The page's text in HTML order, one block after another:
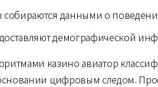
данными о
демографической
казино авиатор
цифровым следом.